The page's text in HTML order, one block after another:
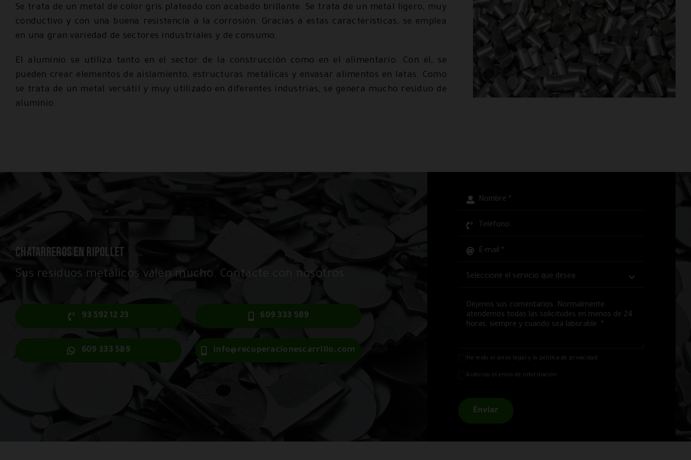
Se trata de un metal de color gris plateado con acabado brillante. Se trata de un metal ligero, muy
conductivo y con una buena resistencia a la corrosión. Gracias a estas características, se emplea
en una gran variedad de sectores industriales y de consumo.
El aluminio se utiliza tanto en el sector de la construcción como en el alimentario. Con él, se
pueden crear elementos de aislamiento, estructuras metálicas y envasar alimentos en latas. Como
se trata de un metal versátil y muy utilizado en diferentes industrias, se genera mucho residuo de
aluminio.
CHATARREROS EN RIPOLLET
Sus residuos metálicos valen mucho. Contacte con nosotros
93 592 12 23
609 333 589
609 333 589
info@recuperacionescarrillo.com
He leído el aviso legal y la política de privacidad
Autorizo el envío de información.
Enviar